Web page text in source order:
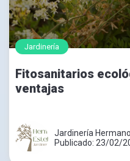
Jardinería
Fitosanitarios
ventajas
Jardinería
Publicado: 23/02/